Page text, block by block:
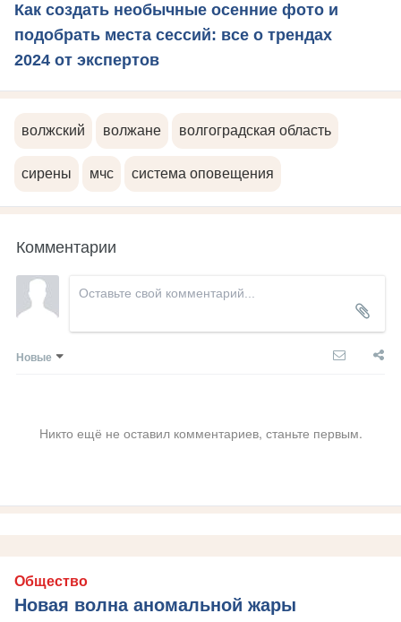
Как создать необычные осенние фото и
подобрать места сессий: все о трендах
2024 от экспертов
волжский волжане волгоградская область
сирены мчс система оповещения
Комментарии
Новые
Никто ещё не оставил комментариев, станьте первым.
Общество
Новая волна аномальной жары